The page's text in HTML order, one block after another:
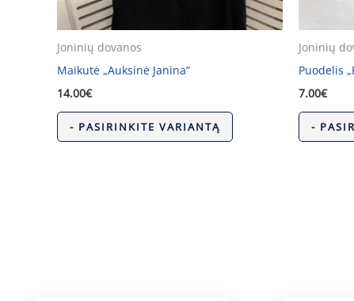
Joninių dovanos
Maikutė „Auksinė Janina”
14.00€
- PASIRINKITE VARIANTĄ
Joninių
Puodelis
7.00€
-